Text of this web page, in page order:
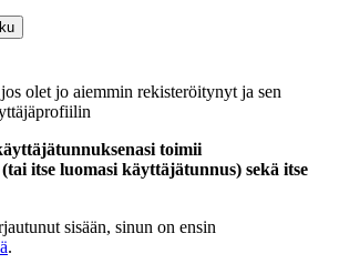
olet jo aiemmin rekisteröitynyt ja sen
toimii
itse luomasi käyttäjätunnus) sekä itse
sisään, sinun on ensin
.